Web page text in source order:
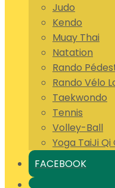
Judo
Kendo
Muay Thai
Natation
Rando
Rando Vélo
Taekwondo
Tennis
Volley-Ball
Yoga TaiJi Qi
FACEBOOK